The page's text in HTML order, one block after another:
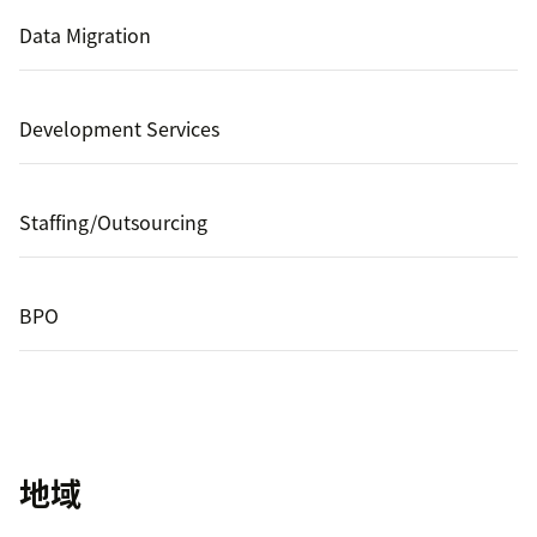
Data Migration
Development Services
Staffing/Outsourcing
BPO
地域